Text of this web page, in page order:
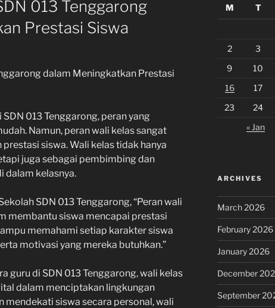
013 Tenggarong
Prestasi Siswa
dalam Meningkatkan Prestasi
013 Tenggarong, peran yang
Namun, peran wali kelas sangat
siswa. Wali kelas tidak hanya
juga sebagai pembimbing dan
dalam kelasnya.
SDN 013 Tenggarong, “Peran wali
membantu siswa mencapai prestasi
memahami setiap karakter siswa
motivasi yang mereka butuhkan.”
guru di SDN 013 Tenggarong, wali kelas
dalam menciptakan lingkungan
mendekati siswa secara personal, wali
M
T
2
3
9
10
16
17
23
24
« Jan
ARCHIVES
March 2026
February 2026
January 2026
December
September